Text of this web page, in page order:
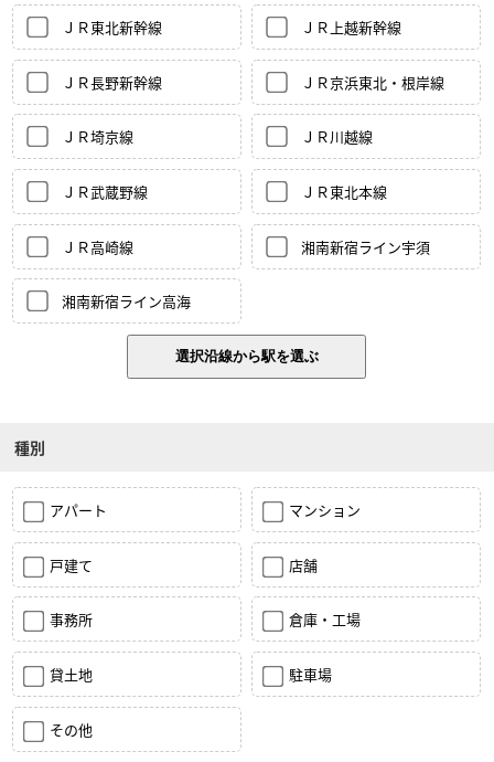
ＪＲ東北新幹線 ＪＲ上越新幹線
ＪＲ長野新幹線 ＪＲ京浜東北・根岸線
ＪＲ埼京線 ＪＲ川越線
ＪＲ武蔵野線 ＪＲ東北本線
ＪＲ高崎線 湘南新宿ライン宇須
湘南新宿ライン高海
種別
アパート マンション
戸建て 店舗
事務所 倉庫・工場
貸土地 駐車場
その他